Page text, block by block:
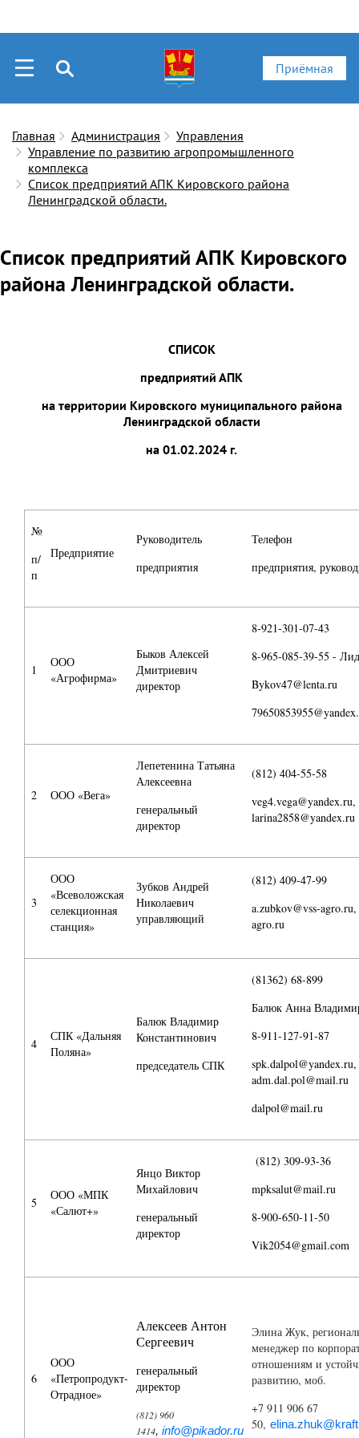
Приёмная
Главная Администрация
Управления
Управление по развитию агропромышленного
комплекса
Список предприятий АПК Кировского района
Ленинградской области.
Список предприятий АПК Кировского
района Ленинградской области.
СПИСОК
предприятий АПК
на территории Кировского муниципального района
Ленинградской области
на 01.02.2024 г.
№
п/
п
Предприятие
Руководитель
предприятия
Телефон
предприятия,
1
ООО
«Агрофирма»
Быков Алексей
Дмитриевич
директор
8-921-301-07-43
8-965-085-39-55 -
Bykov47@lenta.ru
2 ООО «Вега»
Лепетенина Татьяна
Алексеевна
генеральный
директор
(812) 404-55-58
veg4.vega@yandex.ru,
larina2858@yandex.ru
3
ООО
«Всеволожская
селекционная
станция»
Зубков Андрей
Николаевич
управляющий
(812) 409-47-99
a.zubkov@vss-agro.ru,
agro.ru
4
СПК «Дальняя
Поляна»
Балюк Владимир
Константинович
председатель СПК
(81362) 68-899
Балюк Анна
8-911-127-91-87
spk.dalpol@yandex.ru,
adm.dal.pol@mail.ru
dalpol@mail.ru
5
ООО «МПК
«Салют+»
Янцо Виктор
Михайлович
генеральный
директор
(812) 309-93-36
mpksalut@mail.ru
8-900-650-11-50
Vik2054@gmail.com
6
ООО
«Петропродукт-
Отрадное»
Алексеев Антон
Сергеевич
генеральный
директор
(812) 960
1414, info@pikador.ru
Элина Жук,
менеджер по
отношениям и
развитию, моб.
+7 911 906 67
50,